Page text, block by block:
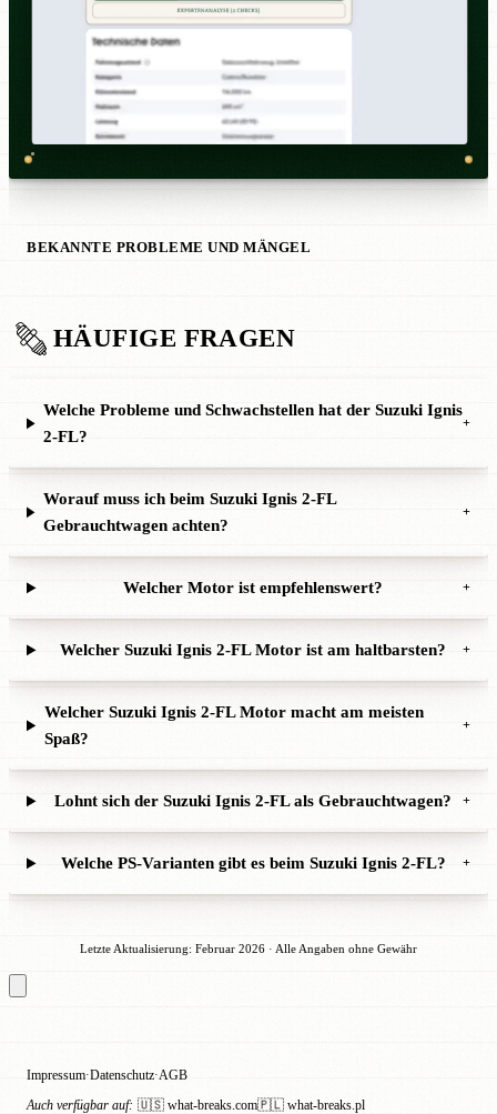
BEKANNTE PROBLEME UND MÄNGEL
HÄUFIGE FRAGEN
Welche Probleme und Schwachstellen hat der Suzuki Ignis
2-FL?
+
Worauf muss ich beim Suzuki Ignis 2-FL
Gebrauchtwagen achten?
+
Welcher Motor ist empfehlenswert? +
Welcher Suzuki Ignis 2-FL Motor ist am haltbarsten? +
Welcher Suzuki Ignis 2-FL Motor macht am meisten
Spaß?
+
Lohnt sich der Suzuki Ignis 2-FL als Gebrauchtwagen? +
Welche PS-Varianten gibt es beim Suzuki Ignis 2-FL? +
Letzte Aktualisierung: Februar 2026 · Alle Angaben ohne Gewähr
Impressum·Datenschutz·AGB
Auch verfügbar auf: 🇺🇸 what-breaks.com🇵🇱 what-breaks.pl